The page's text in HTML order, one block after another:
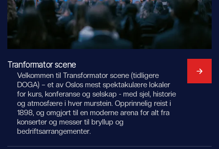
Tranformator scene
Velkommen til Transformator scene (tidligere
DOGA) – et av Oslos mest spektakulære lokaler
for kurs, konferanse og selskap - med sjel, historie
og atmosfære i hver murstein. Opprinnelig reist i
1898, og omgjort til en moderne arena for alt fra
konserter og messer til bryllup og
bedriftsarrangementer.